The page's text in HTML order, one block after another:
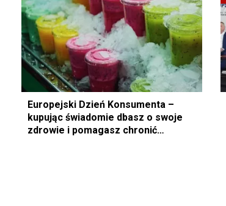
Europejski Dzień Konsumenta –
kupując świadomie dbasz o swoje
zdrowie i pomagasz chronić